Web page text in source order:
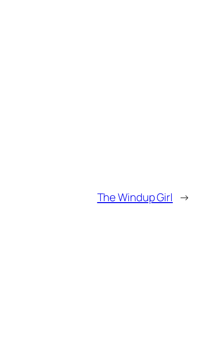
The Windup Girl →